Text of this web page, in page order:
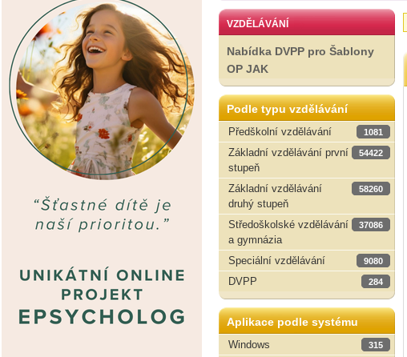
VZDĚLÁVÁNÍ
Nabídka DVPP pro Šablony
OP JAK
Podle typu vzdělávání
Předškolní vzdělávání
1081
Základní vzdělávání první
stupeň
54422
Základní vzdělávání
druhý stupeň
58260
Středoškolské vzdělávání
a gymnázia
37086
Speciální vzdělávání 9080
DVPP 284
Aplikace podle systému
Windows
315